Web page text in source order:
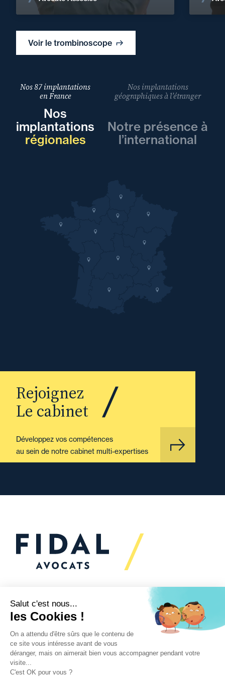
Voir le trombinoscope
Nos 87 implantations
en France
Nos
implantations
régionales
Nos implantations
géographiques à l’étranger
Notre présence à
l’international
Rejoignez
Le cabinet
Développez vos compétences
au sein de notre cabinet multi-expertises
Vous souhaitez échanger
avec nous ?
Nous sommes
à votre écoute